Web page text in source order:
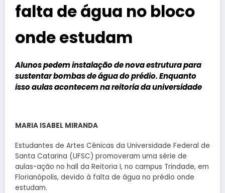
falta de água no bloco
onde estudam
Alunos pedem instalação de nova estrutura para
sustentar bombas de água do prédio. Enquanto
isso aulas acontecem na reitoria da universidade
MARIA ISABEL MIRANDA
Estudantes de Artes Cênicas da Universidade Federal de
Santa Catarina (UFSC) promoveram uma série de
aulas-ação no hall da Reitoria I, no campus Trindade, em
Florianópolis, devido à falta de água no prédio onde
estudam.